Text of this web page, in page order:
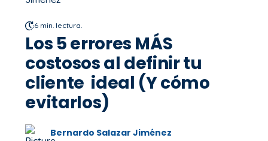
6 min. lectura.
Los 5 errores MÁS
costosos al definir tu
cliente ideal (Y cómo
evitarlos)
Bernardo Salazar Jiménez